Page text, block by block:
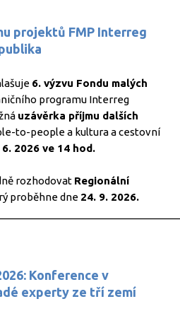
projektů FMP Interreg
6. výzvu Fondu malých
programu Interreg
uzávěrka příjmu dalších
to-people a kultura a cestovní
6. 2026 ve 14 hod.
rozhodovat Regionální
proběhne dne 24. 9. 2026.
Konference v
experty ze tří zemí